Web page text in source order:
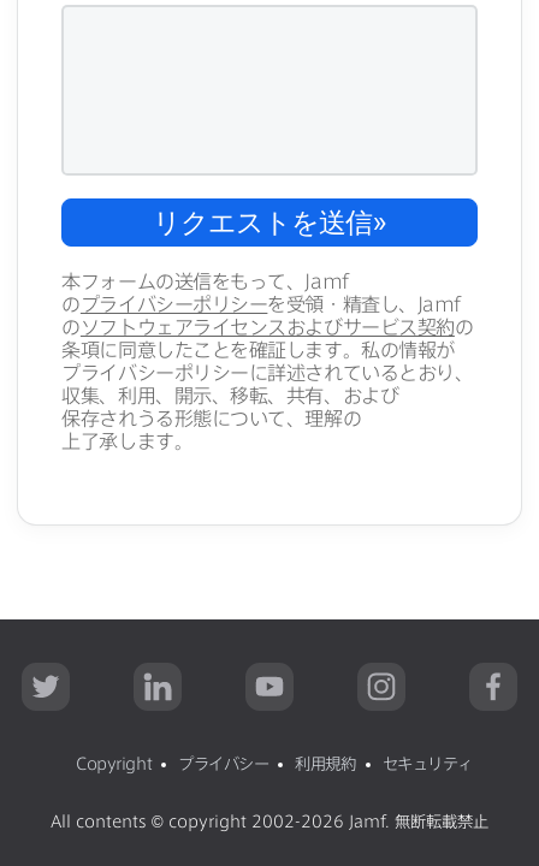
リクエストを​送信»
本フォームの​送信を​もって、
Jamf
のプライバシーポリシーを​受領・​精査し、
Jamf
のソフトウェアライセンスおよび​サービス契約の​
条項に​同意した​ことを​確証します。​私の​情報が​
プライバシーポリシーに​詳述されているとおり、​
収集、​利用、​開示、​移転、​共有、​および​
保存されうる​形態に​ついて、​理解の​
上了承します。
All contents © copyright 2002-2026 Jamf. 無断転載禁止
Copyright プライバシー 利用規約 セキュリティ
T
w
L
i
d
n
Y
o
b
I
n
a
g
a
m
F
a